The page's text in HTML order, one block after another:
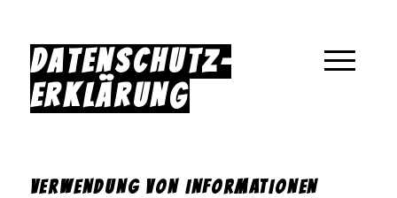
DATENSCHUTZ­­
ERKLÄRUNG
VERWENDUNG VON INFORMATIONEN